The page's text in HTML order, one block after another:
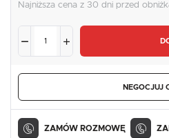
Najniższa cena z 30 dni przed
NEGOCJUJ
ZAMÓW ROZMOWĘ